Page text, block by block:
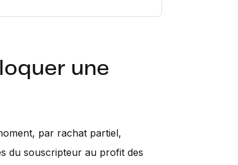
une
par rachat partiel,
du souscripteur au profit des